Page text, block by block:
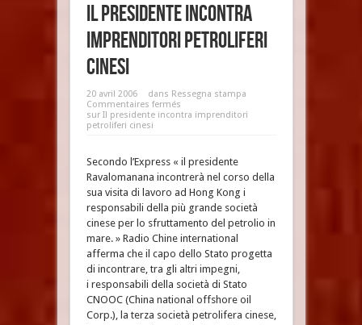
Il presidente incontra
imprenditori petroliferi
cinesi
20 avril 2006 dans Ressegna stampa
Commentaires fermés
sur Il presidente incontra imprenditori
petroliferi cinesi
Secondo l’Express « il presidente
Ravalomanana incontrerà nel corso della
sua visita di lavoro ad Hong Kong i
responsabili della più grande società
cinese per lo sfruttamento del petrolio in
mare. » Radio Chine international
afferma che il capo dello Stato progetta
di incontrare, tra gli altri impegni,
i responsabili della società di Stato
CNOOC (China national offshore oil
Corp.), la terza società petrolifera cinese,